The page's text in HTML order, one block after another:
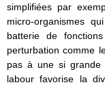
simplifiées par
micro-organismes
batterie de
perturbation comme
pas à une si grande
labour favorise la